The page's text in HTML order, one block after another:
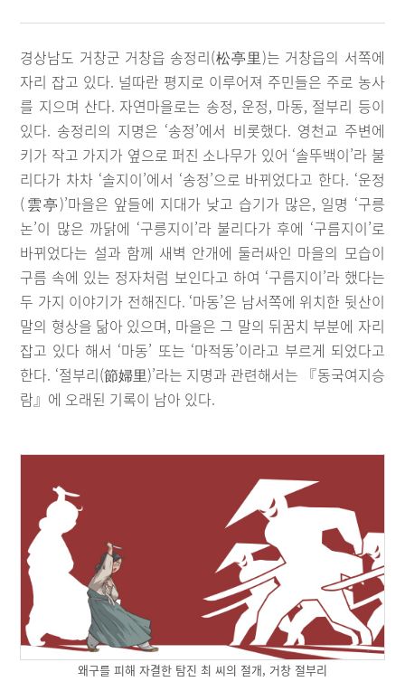
경상남도 거창군 거창읍 송정리(松亭里)는 거창읍의 서쪽에
자리 잡고 있다. 널따란 평지로 이루어져 주민들은 주로 농사
를 지으며 산다. 자연마을로는 송정, 운정, 마동, 절부리 등이
있다. 송정리의 지명은 ‘송정’에서 비롯했다. 영천교 주변에
키가 작고 가지가 옆으로 퍼진 소나무가 있어 ‘솔뚜백이’라 불
리다가 차차 ‘솔지이’에서 ‘송정’으로 바뀌었다고 한다. ‘운정
(雲亭)’마을은 앞들에 지대가 낮고 습기가 많은, 일명 ‘구릉
논’이 많은 까닭에 ‘구릉지이’라 불리다가 후에 ‘구름지이’로
바뀌었다는 설과 함께 새벽 안개에 둘러싸인 마을의 모습이
구름 속에 있는 정자처럼 보인다고 하여 ‘구름지이’라 했다는
두 가지 이야기가 전해진다. ‘마동’은 남서쪽에 위치한 뒷산이
말의 형상을 닮아 있으며, 마을은 그 말의 뒤꿈치 부분에 자리
잡고 있다 해서 ‘마동’ 또는 ‘마적동’이라고 부르게 되었다고
한다. ‘절부리(節婦里)’라는 지명과 관련해서는 『동국여지승
람』에 오래된 기록이 남아 있다.
왜구를 피해 자결한 탐진 최 씨의 절개, 거창 절부리